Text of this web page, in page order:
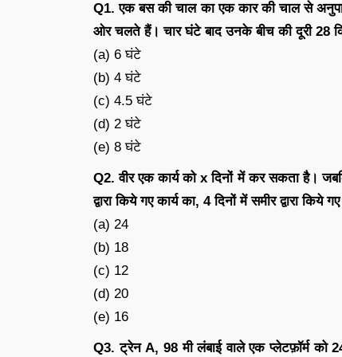
Q1. एक बस की चाल का एक कार की चाल से
ओर चलते हैं। चार घंटे बाद उनके बीच की दूरी 28
(a) 6 घंटे
(b) 4 घंटे
(c) 4.5 घंटे
(d) 2 घंटे
(e) 8 घंटे
Q2. वीर एक कार्य को x दिनों में कर सकता है।
द्वारा किये गए कार्य का, 4 दिनों में समीर द्वारा
(a) 24
(b) 18
(c) 12
(d) 20
(e) 16
Q3. ट्रेन A, 98 मी लंबाई वाले एक प्लेटफ़ॉर्म को